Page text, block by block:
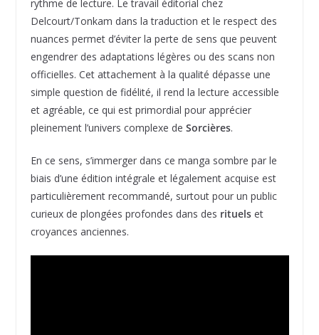
rythme de lecture. Le travail éditorial chez
Delcourt/Tonkam dans la traduction et le respect des
nuances permet d’éviter la perte de sens que peuvent
engendrer des adaptations légères ou des scans non
officielles. Cet attachement à la qualité dépasse une
simple question de fidélité, il rend la lecture accessible
et agréable, ce qui est primordial pour apprécier
pleinement l’univers complexe de Sorcières.
En ce sens, s’immerger dans ce manga sombre par le
biais d’une édition intégrale et légalement acquise est
particulièrement recommandé, surtout pour un public
curieux de plongées profondes dans des rituelset
croyances anciennes.